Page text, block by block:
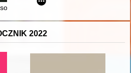
Pytliński (1933-2020) : rozmowa z
2022